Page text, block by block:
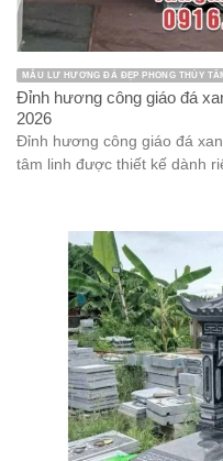
MẪU LƯ HƯƠNG ĐÁ ĐẸP PHONG THỦY
Đỉnh hương công giáo đá
2026
Đỉnh hương công giáo đá
tâm linh được thiết kế dành